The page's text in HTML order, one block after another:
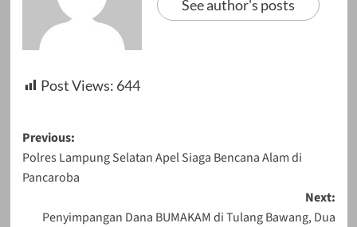
See author's posts
Post Views: 644
Post
navigation
Previous:
Polres Lampung Selatan Apel Siaga Bencana Alam di
Pancaroba
Next:
Penyimpangan Dana BUMAKAM di Tulang Bawang, Dua